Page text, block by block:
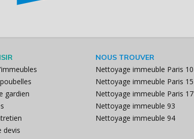
gardien
devis
NOUS TROUVER
Nettoyage immeuble Paris 10
Nettoyage immeuble Paris 15
Nettoyage immeuble Paris 17
Nettoyage immeuble 93
Nettoyage immeuble 94